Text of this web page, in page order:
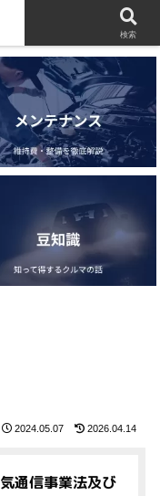
）を含みます
2024.05.07 2026.04.14
通信事業法及び
検索